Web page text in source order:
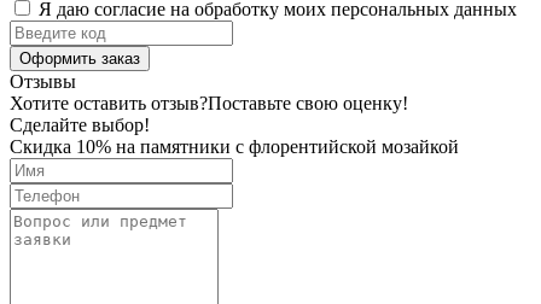
Я даю согласие на обработку моих персональных данных
Оформить заказ
Отзывы
Хотите оставить отзыв?Поставьте свою оценку!
Сделайте выбор!
Скидка 10% на памятники с флорентийской мозайкой